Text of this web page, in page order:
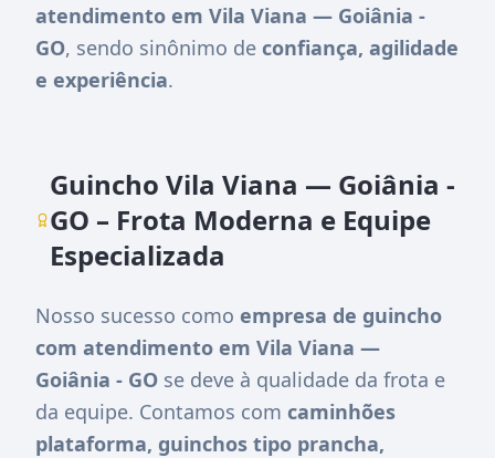
atendimento em Vila Viana — Goiânia -
GO, sendo sinônimo de confiança, agilidade
e experiência.
Guincho Vila Viana — Goiânia -
GO – Frota Moderna e Equipe
Especializada
Nosso sucesso como empresa de guincho
com atendimento em Vila Viana —
Goiânia - GO se deve à qualidade da frota e
da equipe. Contamos com caminhões
plataforma, guinchos tipo prancha,